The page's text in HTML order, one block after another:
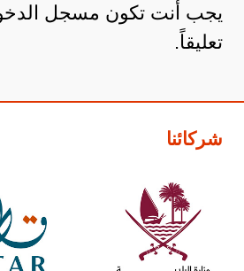
يجب أنت تكون مسجل
تعليقاً.
شركائنا